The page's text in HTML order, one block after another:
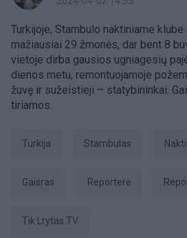
Turkijoje, Stambulo naktiniame
mažiausiai 29 žmonės, dar bent 8
vietoje dirba gausios ugniagesių
dienos metu, remontuojamoje
žuvę ir sužeistieji – statybininkai.
tiriamos.
Turkija Stambulas
Gaisras reporterė
tik Lrytas.TV